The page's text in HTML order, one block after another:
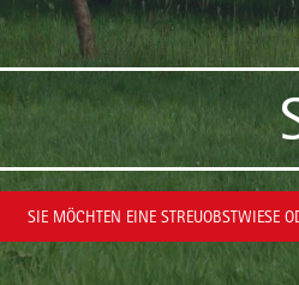
SIE MÖCHTEN EINE STREUOBSTWIESE